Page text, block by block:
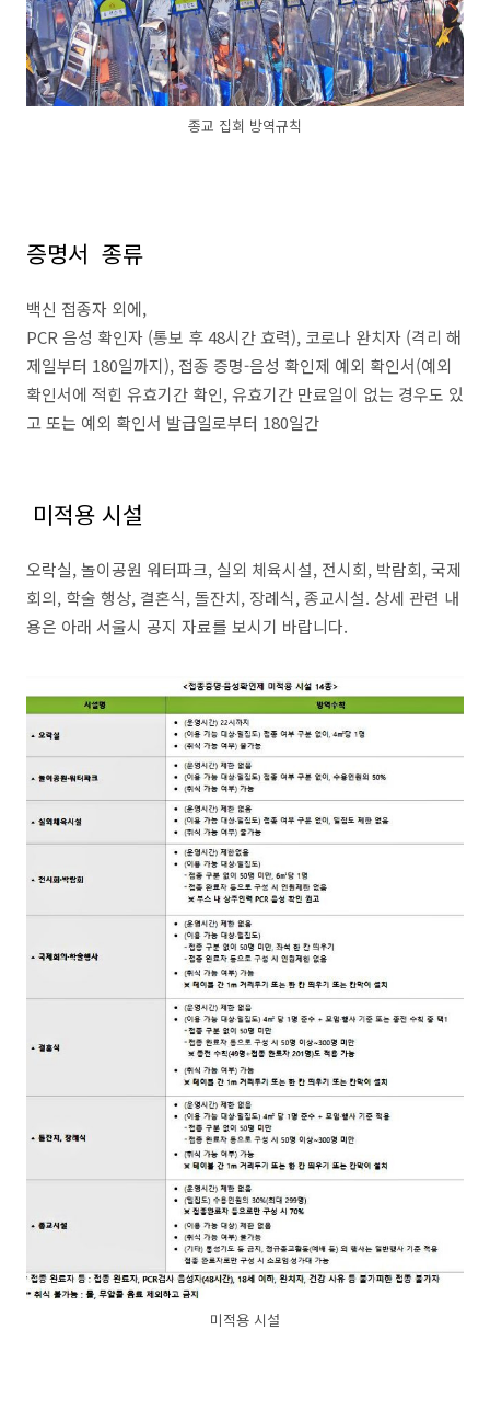
종교 집회 방역규칙
증명서 종류
백신 접종자 외에,
PCR 음성 확인자 (통보 후 48시간 효력), 코로나 완치자 (격리 해
제일부터 180일까지), 접종 증명-음성 확인제 예외 확인서(예외
확인서에 적힌 유효기간 확인, 유효기간 만료일이 없는 경우도 있
고 또는 예외 확인서 발급일로부터 180일간
미적용 시설
오락실, 놀이공원 워터파크, 실외 체육시설, 전시회, 박람회, 국제
회의, 학술 행상, 결혼식, 돌잔치, 장례식, 종교시설. 상세 관련 내
용은 아래 서울시 공지 자료를 보시기 바랍니다.
미적용 시설